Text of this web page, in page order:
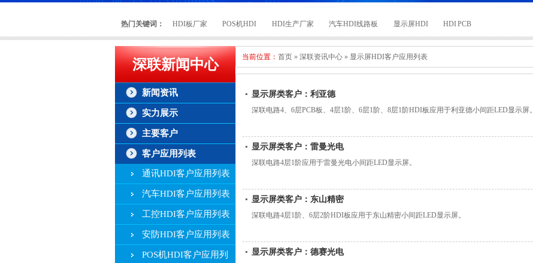
热门关键词： HDI板厂家 POS机HDI HDI生产厂家 汽车HDI线路板 显示屏HDI HDI PCB
深联新闻中心
新闻资讯
实力展示
主要客户
客户应用列表
通讯HDI客户应用列表
汽车HDI客户应用列表
工控HDI客户应用列表
安防HDI客户应用列表
POS机HDI客户应用列
当前位置： 首页 » 深联资讯中心 » 显示屏HDI客户应用列表
显示屏类客户：利亚德
深联电路4、6层PCB板、4层1阶、6层1阶、8层1阶HDI板应用于利亚德小间距LED显示屏。
显示屏类客户：雷曼光电
深联电路4层1阶应用于雷曼光电小间距LED显示屏。
显示屏类客户：东山精密
深联电路4层1阶、6层2阶HDI板应用于东山精密小间距LED显示屏。
显示屏类客户：德赛光电